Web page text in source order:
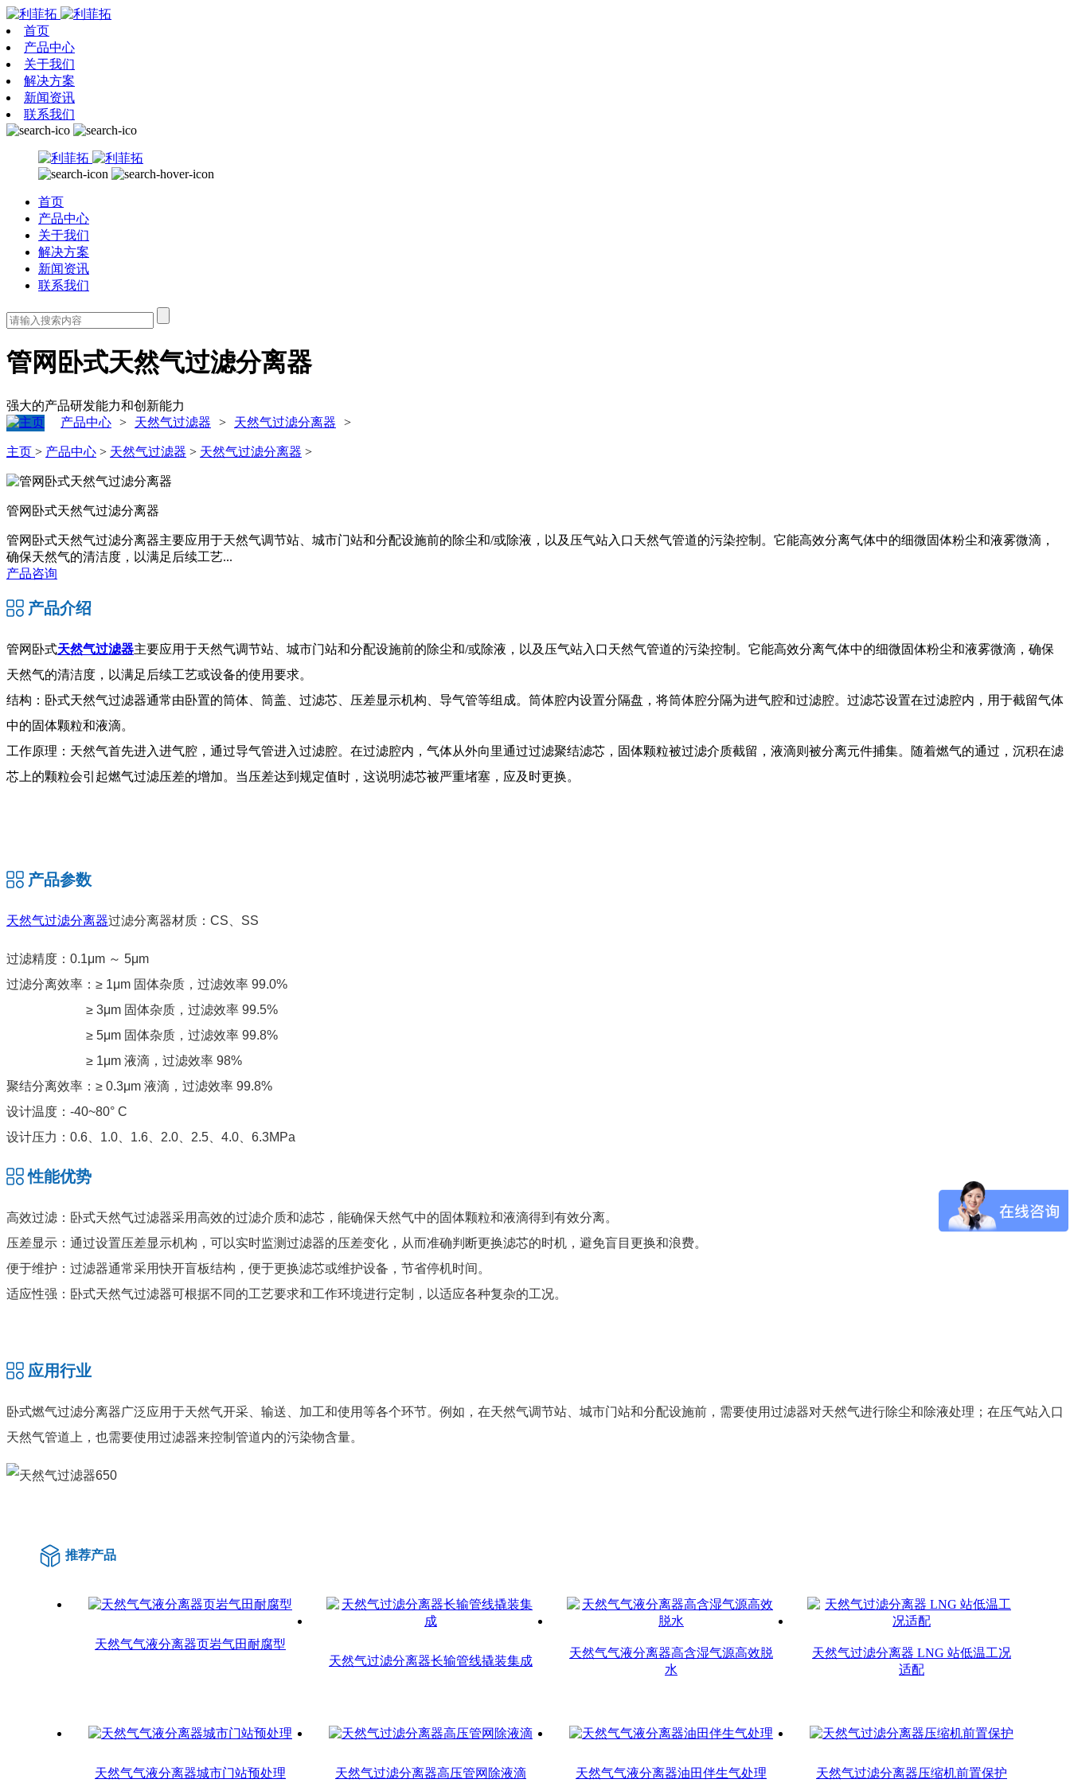
首页
产品中心
关于我们
解决方案
新闻资讯
联系我们
首页
产品中心
关于我们
解决方案
新闻资讯
联系我们
管网卧式天然气过滤分离器
强大的产品研发能力和创新能力
产品中心 > 天然气过滤器 > 天然气过滤分离器 >
主页 > 产品中心 > 天然气过滤器 > 天然气过滤分离器 >
管网卧式天然气过滤分离器
管网卧式天然气过滤分离器主要应用于天然气调节站、城市门站和分配设施前的除尘和/或除液，以及压气站入口天然气管道的污染控制。它能高效分离气体中的细微固体粉尘和液雾微滴，
确保天然气的清洁度，以满足后续工艺...
产品咨询
产品介绍
管网卧式天然气过滤器主要应用于天然气调节站、城市门站和分配设施前的除尘和/或除液，以及压气站入口天然气管道的污染控制。它能高效分离气体中的细微固体粉尘和液雾微滴，确保
天然气的清洁度，以满足后续工艺或设备的使用要求。
结构：卧式天然气过滤器通常由卧置的筒体、筒盖、过滤芯、压差显示机构、导气管等组成。筒体腔内设置分隔盘，将筒体腔分隔为进气腔和过滤腔。过滤芯设置在过滤腔内，用于截留气体
中的固体颗粒和液滴。
工作原理：天然气首先进入进气腔，通过导气管进入过滤腔。在过滤腔内，气体从外向里通过过滤聚结滤芯，固体颗粒被过滤介质截留，液滴则被分离元件捕集。随着燃气的通过，沉积在滤
芯上的颗粒会引起燃气过滤压差的增加。当压差达到规定值时，这说明滤芯被严重堵塞，应及时更换。
产品参数
天然气过滤分离器过滤分离器材质：CS、SS
过滤精度：0.1μm ～ 5μm
过滤分离效率：≥ 1μm 固体杂质，过滤效率 99.0%
≥ 3μm 固体杂质，过滤效率 99.5%
≥ 5μm 固体杂质，过滤效率 99.8%
≥ 1μm 液滴，过滤效率 98%
聚结分离效率：≥ 0.3μm 液滴，过滤效率 99.8%
设计温度：-40~80° C
设计压力：0.6、1.0、1.6、2.0、2.5、4.0、6.3MPa
性能优势
高效过滤：卧式天然气过滤器采用高效的过滤介质和滤芯，能确保天然气中的固体颗粒和液滴得到有效分离。
压差显示：通过设置压差显示机构，可以实时监测过滤器的压差变化，从而准确判断更换滤芯的时机，避免盲目更换和浪费。
便于维护：过滤器通常采用快开盲板结构，便于更换滤芯或维护设备，节省停机时间。
适应性强：卧式天然气过滤器可根据不同的工艺要求和工作环境进行定制，以适应各种复杂的工况。
应用行业
卧式燃气过滤分离器广泛应用于天然气开采、输送、加工和使用等各个环节。例如，在天然气调节站、城市门站和分配设施前，需要使用过滤器对天然气进行除尘和除液处理；在压气站入口
天然气管道上，也需要使用过滤器来控制管道内的污染物含量。
推荐产品
天然气气液分离器页岩气田耐腐型
天然气过滤分离器长输管线撬装集成
天然气气液分离器高含湿气源高效脱
水
天然气过滤分离器 LNG 站低温工况
适配
天然气气液分离器城市门站预处理 天然气过滤分离器高压管网除液滴 天然气气液分离器油田伴生气处理 天然气过滤分离器压缩机前置保护